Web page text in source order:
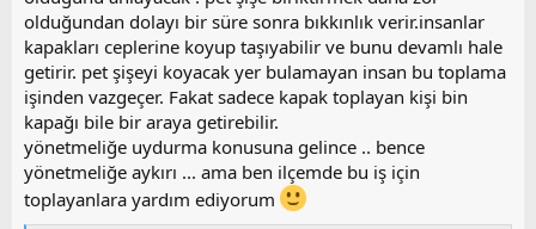
y
l
a
olduğundan dolayı bir süre sonra bıkkınlık verir.insanlar
kapakları ceplerine koyup taşıyabilir ve bunu devamlı hale
getirir. pet şişeyi koyacak yer bulamayan insan bu toplama
işinden vazgeçer. Fakat sadece kapak toplayan kişi bin
kapağı bile bir araya getirebilir.
yönetmeliğe uydurma konusuna gelince .. bence
yönetmeliğe aykırı ... ama ben ilçemde bu iş için
toplayanlara yardım ediyorum